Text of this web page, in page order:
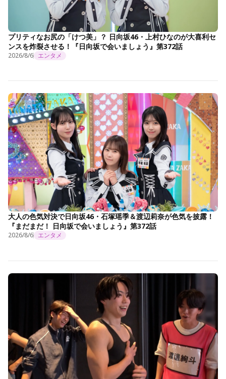
プリティなお尻の「けつ美」？ 日向坂46・上村ひなのが大喜利セ
ンスを炸裂させる！『日向坂で会いましょう』第372話
2026/8/6 エンタメ
大人の色気対決で日向坂46・石塚瑶季＆渡辺莉奈が色気を披露！
『まだまだ！ 日向坂で会いましょう』第372話
2026/8/6 エンタメ